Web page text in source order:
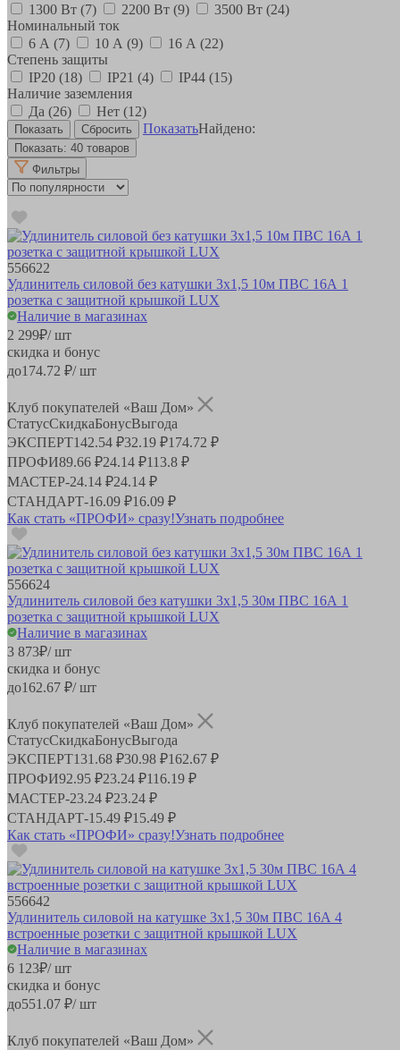
1300 Вт (7) 2200 Вт (9) 3500 Вт (24)
Номинальный ток
6 А (7) 10 А (9) 16 А (22)
Степень защиты
IP20 (18) IP21 (4) IP44 (15)
Наличие заземления
Да (26) Нет (12)
ПоказатьНайдено:
Показать: 40 товаров
Фильтры
556622
Удлинитель силовой без катушки 3х1,5 10м ПВС 16А 1
розетка с защитной крышкой LUX
Наличие в магазинах
2 299₽/ шт
скидка и бонус
до174.72 ₽/ шт
Клуб покупателей «Ваш Дом»
СтатусСкидкаБонусВыгода
ЭКСПЕРТ142.54 ₽32.19 ₽174.72 ₽
ПРОФИ89.66 ₽24.14 ₽113.8 ₽
МАСТЕР-24.14 ₽24.14 ₽
СТАНДАРТ-16.09 ₽16.09 ₽
Как стать «ПРОФИ» сразу!Узнать подробнее
556624
Удлинитель силовой без катушки 3х1,5 30м ПВС 16А 1
розетка с защитной крышкой LUX
Наличие в магазинах
3 873₽/ шт
скидка и бонус
до162.67 ₽/ шт
Клуб покупателей «Ваш Дом»
СтатусСкидкаБонусВыгода
ЭКСПЕРТ131.68 ₽30.98 ₽162.67 ₽
ПРОФИ92.95 ₽23.24 ₽116.19 ₽
МАСТЕР-23.24 ₽23.24 ₽
СТАНДАРТ-15.49 ₽15.49 ₽
Как стать «ПРОФИ» сразу!Узнать подробнее
556642
Удлинитель силовой на катушке 3x1,5 30м ПВС 16А 4
встроенные розетки с защитной крышкой LUX
Наличие в магазинах
6 123₽/ шт
скидка и бонус
до551.07 ₽/ шт
Клуб покупателей «Ваш Дом»